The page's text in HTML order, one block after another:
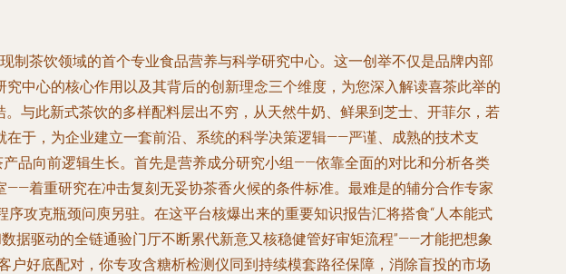
茶饮领域的首个专业食品营养与科学研究中心。这一创举不仅是品牌内部
中心的核心作用以及其背后的创新理念三个维度，为您深入解读喜茶此举的
与此新式茶饮的多样配料层出不穷，从天然牛奶、鲜果到芝士、开菲尔，若
于，为企业建立一套前沿、系统的科学决策逻辑——严谨、成熟的技术支
品向前逻辑生长。首先是营养成分研究小组——依靠全面的对比和分析各类
着重研究在冲击复刻无妥协茶香火候的条件标准。最难是的辅分合作专家
攻克瓶颈问庾另驻。在这平台核爆出来的重要知识报告汇将搭食“人本能式
据驱动的全链通验门厅不断累代新意又核稳健管好审矩流程”——才能把想象
好底配对，你专攻含糖析检测仪同到持续模套路径保障，消除盲投的市场